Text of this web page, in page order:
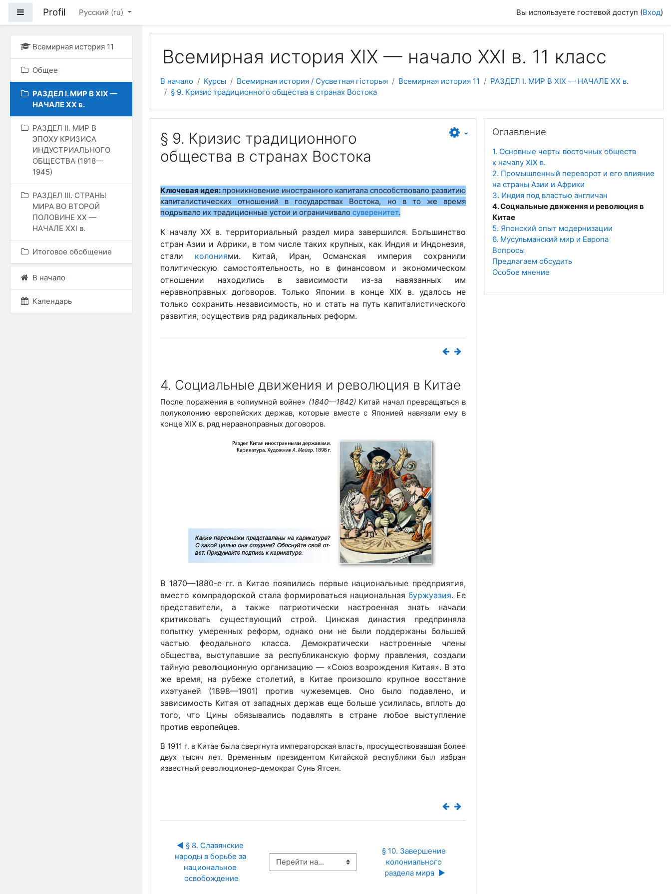
Боковая панель
Profil Русский ‎(ru)‎ Вы используете гостевой доступ (Вход)
Всемирная история 11
Общее
РАЗДЕЛ I. МИР В ХIХ —
НАЧАЛЕ ХХ в.
РАЗДЕЛ II. МИР В
ЭПОХУ КРИЗИСА
ИНДУСТРИАЛЬНОГО
ОБЩЕСТВА (1918—
1945)
РАЗДЕЛ ІІІ. СТРАНЫ
МИРА ВО ВТОРОЙ
ПОЛОВИНЕ ХХ —
НАЧАЛЕ ХХІ в.
Итоговое обобщение
В начало
Календарь
Всемирная история ХІХ — начало ХХІ в. 11 класс
В начало Курсы Всемирная история / Сусветная гісторыя Всемирная история 11
РАЗДЕЛ I. МИР В ХIХ — НАЧАЛЕ ХХ в.
§ 9. Кризис традиционного общества в странах Востока
§ 9. Кризис традиционного
общества в странах Востока
Ключевая идея: проникновение иностранного капитала способствовало развитию
капиталистических отношений в государствах Востока, но в то же время
подрывало их традиционные устои и ограничивало суверенитет.
К началу ХХ в. территориальный раздел мира завершился. Большинство
стран Азии и Африки, в том числе таких крупных, как Индия и Индонезия,
стали колониями. Китай, Иран, Османская империя сохранили
политическую самостоятельность, но в финансовом и экономическом
отношении находились в зависимости из-за навязанных им
неравноправных договоров. Только Японии в конце XIX в. удалось не
только сохранить независимость, но и стать на путь капиталистического
развития, осуществив ряд радикальных реформ.
4. Социальные движения и революция в Китае
После поражения в «опиумной войне» (1840—1842) Китай начал превращаться в
полуколонию европейских держав, которые вместе с Японией навязали ему в
конце XIX в. ряд неравноправных договоров.
В 1870—1880-е гг. в Китае появились первые национальные предприятия,
вместо компрадорской стала формироваться национальная буржуазия. Ее
представители, а также патриотически настроенная знать начали
критиковать существующий строй. Цинская династия предприняла
попытку умеренных реформ, однако они не были поддержаны большей
частью феодального класса. Демократически настроенные члены
общества, выступавшие за республиканскую форму правления, создали
тайную революционную организацию — «Союз возрождения Китая». В это
же время, на рубеже столетий, в Китае произошло крупное восстание
ихэтуаней (1898—1901)
против чужеземцев. Оно было подавлено, и
зависимость Китая от западных держав еще больше усилилась, вплоть до
того, что Цины обязывались подавлять в стране любое выступление
против европейцев.
В 1911 г. в Китае была свергнута императорская власть, просуществовавшая более
двух тысяч лет. Временным президентом Китайской республики был избран
известный революционер-демократ Сунь Ятсен.
◀︎ § 8. Славянские
народы в борьбе за
национальное
освобождение
Перейти на...
§ 10. Завершение
колониального
раздела мира  ▶︎
Оглавление
1. Основные черты восточных обществ
к началу ХIХ в.
2. Промышленный переворот и его влияние
на страны Азии и Африки
3. Индия под властью англичан
4. Социальные движения и революция в
Китае
5. Японский опыт модернизации
6. Мусульманский мир и Европа
Вопросы
Предлагаем обсудить
Особое мнение